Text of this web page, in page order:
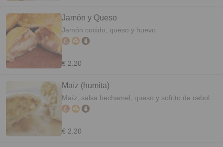
Jamón y Queso
Jamón cocido, queso y huevo
€ 2.20
Maíz (humita)
Maíz, salsa bechamel, queso y sofrito de cebolla
y pimiento
€ 2.20